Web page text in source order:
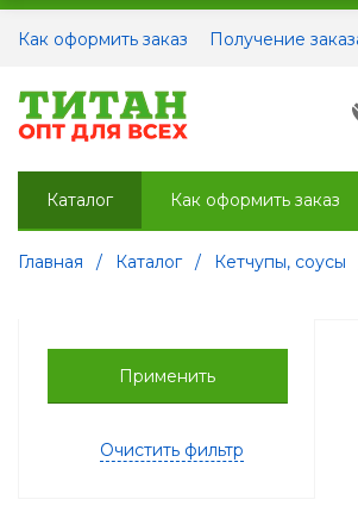
Как оформить заказ Получение
Каталог Как оформить заказ
Главная / Каталог / Кетчупы, соусы
Применить
Очистить фильтр